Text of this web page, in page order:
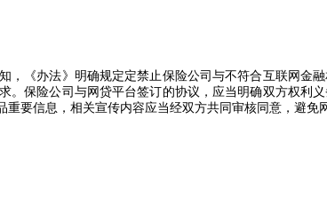
《办法》明确规定定禁止保险公司与不符合互联网金
。保险公司与网贷平台签订的协议，应当明确双方权
要信息，相关宣传内容应当经双方共同审核同意，避免